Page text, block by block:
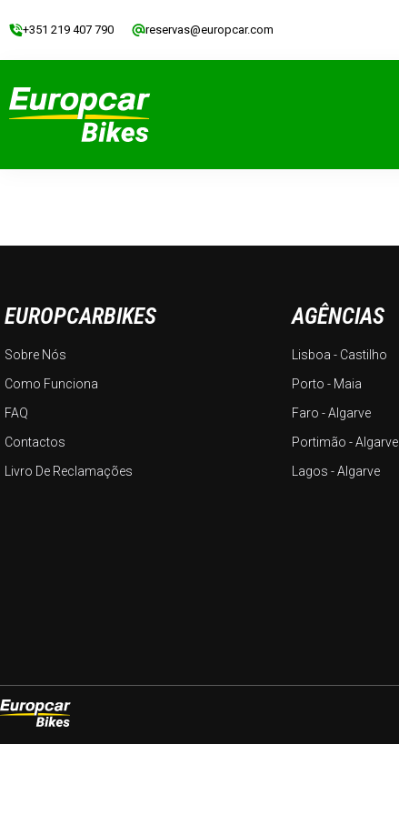
+351 219 407 790 reservas@europcar.com
EUROPCARBIKES
Sobre Nós
Como Funciona
FAQ
Contactos
Livro De Reclamações
AGÊNCIAS
Lisboa - Castilho
Porto - Maia
Faro - Algarve
Portimão - Algarve
Lagos - Algarve